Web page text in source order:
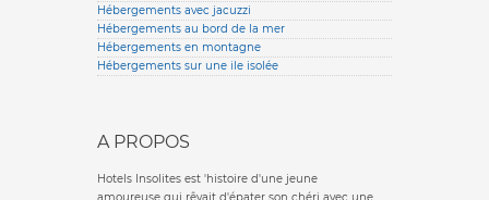
Hébergements avec jacuzzi
Hébergements au bord de la mer
Hébergements en montagne
Hébergements sur une ile isolée
A PROPOS
Hotels Insolites est 'histoire d'une jeune